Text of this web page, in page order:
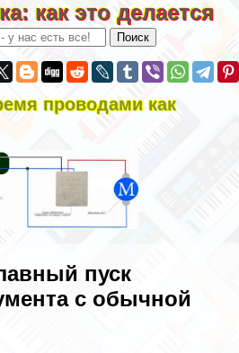
как это делается
проводами как
пуск
с обычной